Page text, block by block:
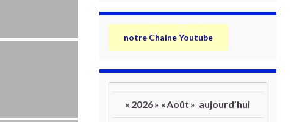
notre Chaine Youtube
« 2026» «Août » aujourd’hui